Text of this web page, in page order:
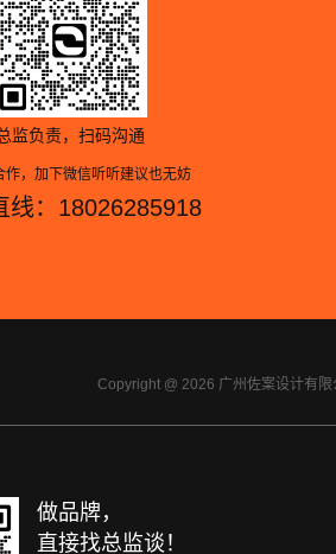
监负责，扫码沟通
作，加下微信听听建议也无妨
线：18026285918
Copyright @ 2026 广州佐案设计有
做品牌，
直接找总监谈！